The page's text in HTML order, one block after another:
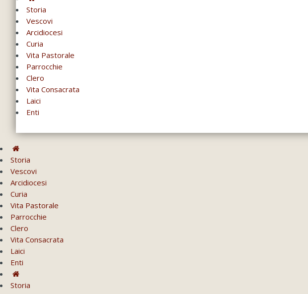
Storia
Vescovi
Arcidiocesi
Curia
Vita Pastorale
Parrocchie
Clero
Vita Consacrata
Laici
Enti
Storia
Vescovi
Arcidiocesi
Curia
Vita Pastorale
Parrocchie
Clero
Vita Consacrata
Laici
Enti
Storia